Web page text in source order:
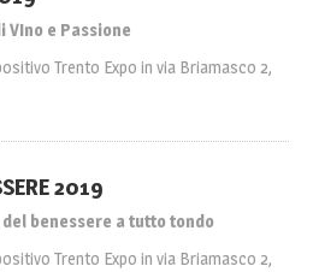
VIno e Passione
Trento Expo in via Briamasco 2,
2019
benessere a tutto tondo
Trento Expo in via Briamasco 2,